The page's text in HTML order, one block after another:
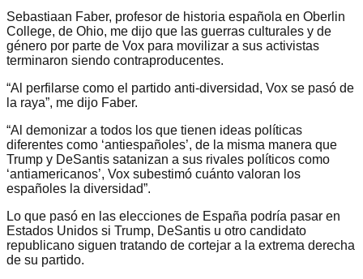
Sebastiaan Faber, profesor de historia española en Oberlin
College, de Ohio, me dijo que las guerras culturales y de
género por parte de Vox para movilizar a sus activistas
terminaron siendo contraproducentes.
“Al perfilarse como el partido anti-diversidad, Vox se pasó de
la raya”, me dijo Faber.
“Al demonizar a todos los que tienen ideas políticas
diferentes como ‘antiespañoles’, de la misma manera que
Trump y DeSantis satanizan a sus rivales políticos como
‘antiamericanos’, Vox subestimó cuánto valoran los
españoles la diversidad”.
Lo que pasó en las elecciones de España podría pasar en
Estados Unidos si Trump, DeSantis u otro candidato
republicano siguen tratando de cortejar a la extrema derecha
de su partido.